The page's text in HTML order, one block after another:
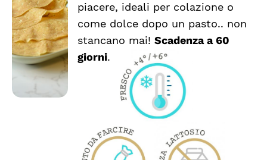
CARRELLO
/
DETTAGLI
piacere, ideali per colazione o
come dolce dopo un pasto.. non
stancano mai!Scadenza a 60
giorni.